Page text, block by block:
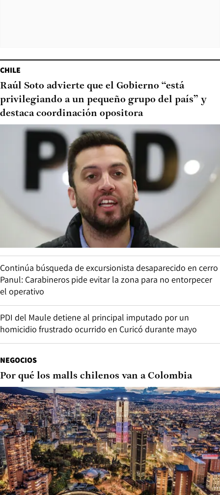
CHILE
Raúl Soto advierte que el Gobierno “está
privilegiando a un pequeño grupo del país” y
destaca coordinación opositora
Continúa búsqueda de excursionista desaparecido en cerro
Panul: Carabineros pide evitar la zona para no entorpecer
el operativo
PDI del Maule detiene al principal imputado por un
homicidio frustrado ocurrido en Curicó durante mayo
NEGOCIOS
Por qué los malls chilenos van a Colombia